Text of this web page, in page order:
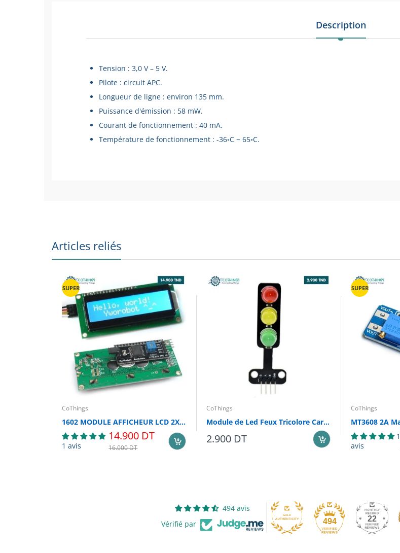
Description
Tension : 3,0 V – 5 V.
Pilote : circuit APC.
Longueur de ligne : environ 135 mm.
Puissance d'émission : 58 mW.
Courant de fonctionnement : 40 mA.
Température de fonctionnement : -36◦C ~ 65◦C.
Articles reliés
SUPER
CoThings
1602 MODULE AFFICHEUR LCD 2X16 AVEC INTERFACE I2C
1 avis
14.900 DT
16.000 DT
CoThings
Module de Led Feux Tricolore Carrefour
2.900 DT
SUPER
CoThings
1
avis
494 avis
Vérifié par
494 22